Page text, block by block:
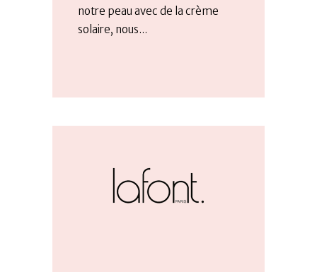
notre peau avec de la crème
solaire, nous...